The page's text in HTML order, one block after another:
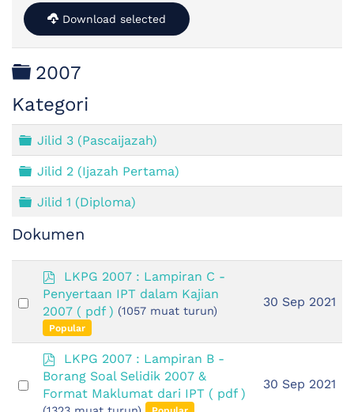
Download selected
Folder
2007
Kategori
Folder
Jilid 3 (Pascaijazah)
Folder
Jilid 2 (Ijazah Pertama)
Folder
Jilid 1 (Diploma)
Dokumen
Select
item
p
d
f
LKPG 2007 : Lampiran C -
Penyertaan IPT dalam Kajian
2007 ( pdf ) (1057 muat turun)
Popular
30 Sep 2021
Select
p
d
f
LKPG 2007 : Lampiran B -
Borang Soal Selidik 2007 &
Format Maklumat dari IPT ( pdf )
30 Sep 2021